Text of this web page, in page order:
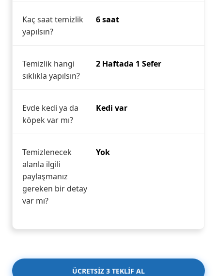
Kaç saat temizlik
yapılsın?
6 saat
Temizlik hangi
sıklıkla yapılsın?
2 Haftada 1 Sefer
Evde kedi ya da
köpek var mı?
Kedi var
Temizlenecek
alanla ilgili
paylaşmanız
gereken bir detay
var mı?
Yok
ÜCRETSİZ 3 TEKLİF AL